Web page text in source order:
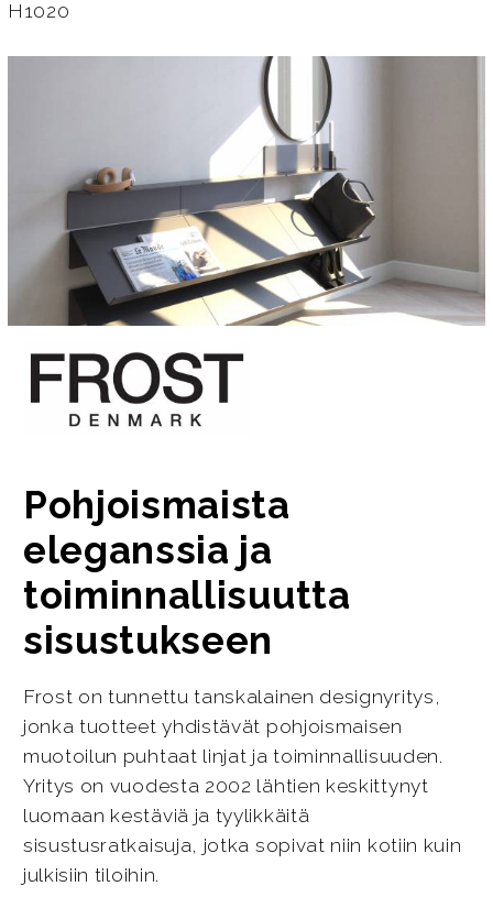
H1020
Pohjoismaista
eleganssia ja
toiminnallisuutta
sisustukseen
Frost on tunnettu tanskalainen designyritys,
jonka tuotteet yhdistävät pohjoismaisen
muotoilun puhtaat linjat ja toiminnallisuuden.
Yritys on vuodesta 2002 lähtien keskittynyt
luomaan kestäviä ja tyylikkäitä
sisustusratkaisuja, jotka sopivat niin kotiin kuin
julkisiin tiloihin.